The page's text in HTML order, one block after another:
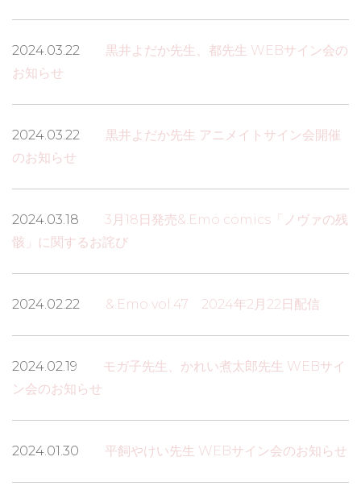
2024.03.22 黒井よだか先生、都先生 WEBサイン会の
お知らせ
2024.03.22 黒井よだか先生 アニメイトサイン会開催
のお知らせ
2024.03.18 3月18日発売&.Emo comics「ノヴァの残
骸」に関するお詫び
2024.02.22 &.Emo vol.47 2024年2月22日配信
2024.02.19 モガ子先生、かれい煮太郎先生 WEBサイ
ン会のお知らせ
2024.01.30 平飼やけい先生 WEBサイン会のお知らせ